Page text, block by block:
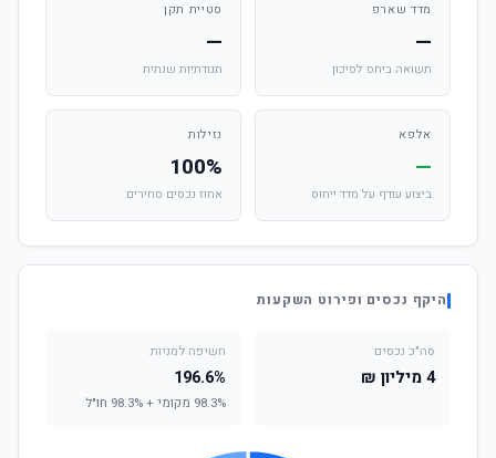
מדד שארפ
—
תשואה ביחס לסיכון
סטיית תקן
—
תנודתיות שנתית
אלפא
—
ביצוע עודף על מדד ייחוס
נזילות
100%
אחוז נכסים סחירים
היקף נכסים ופירוט השקעות
סה"כ נכסים
4 מיליון ₪
חשיפה למניות
196.6%
98.3% מקומי + 98.3% חו"ל